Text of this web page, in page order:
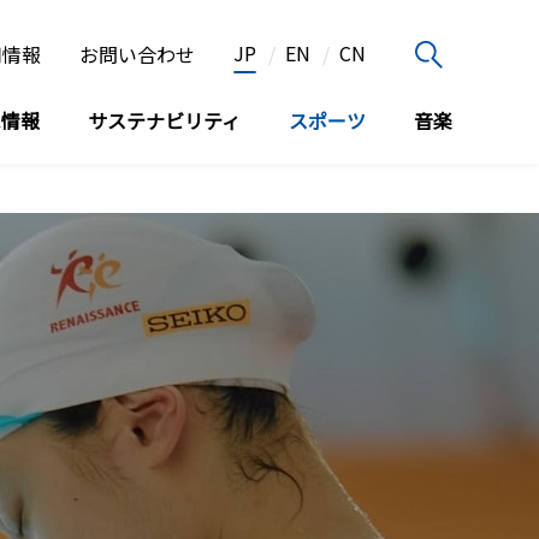
報 お問い合わせ JP EN CN
報 サステナビリティ スポーツ 音楽